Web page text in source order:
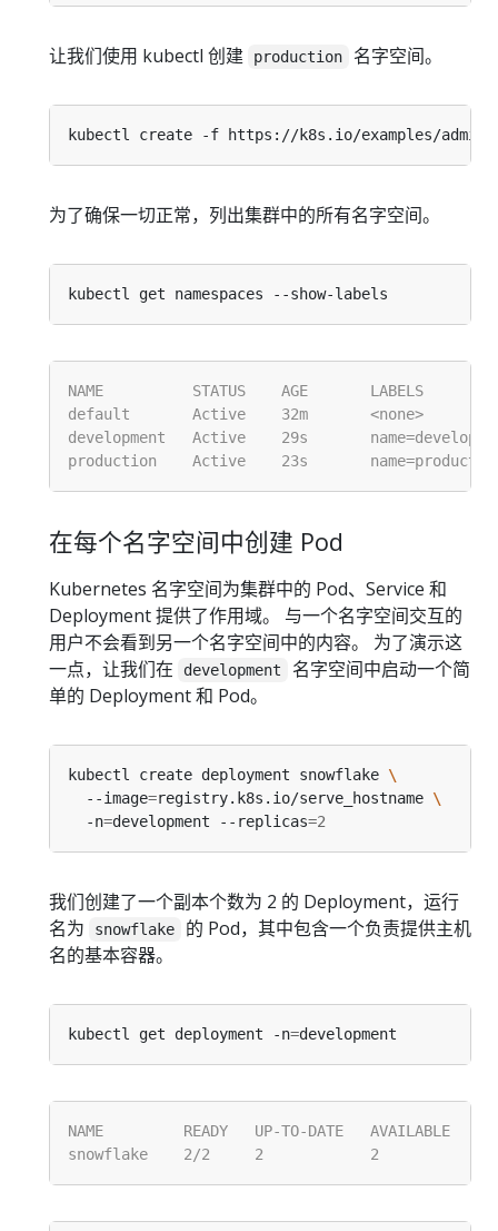
让我们使用 kubectl 创建 production 名字空间。
为了确保一切正常，列出集群中的所有名字空间。
在每个名字空间中创建 Pod
Kubernetes 名字空间为集群中的 Pod、Service 和
Deployment 提供了作用域。 与一个名字空间交互的
用户不会看到另一个名字空间中的内容。 为了演示这
一点，让我们在
development
名字空间中启动一个简
单的 Deployment 和 Pod。
kubectl create deployment snowflake
  --image
=registry.k8s.io/serve_hostname
  -n
=development --replicas=2
我们创建了一个副本个数为 2 的 Deployment，运行
名为
snowflake
的 Pod，其中包含一个负责提供主机
名的基本容器。
kubectl get deployment -n=